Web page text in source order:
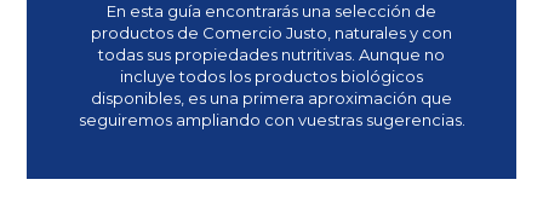
En esta guía encontrarás una selección de
productos de Comercio Justo, naturales y con
todas sus propiedades nutritivas. Aunque no
incluye todos los productos biológicos
disponibles, es una primera aproximación que
seguiremos ampliando con vuestras sugerencias.